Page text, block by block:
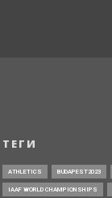
ТЕГИ
ATHLETICS BUDAPEST2023
IAAF WORLD CHAMPIONSHIPS